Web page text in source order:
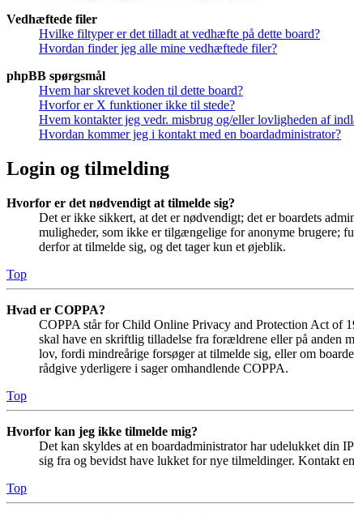
Vedhæftede filer
Hvilke filtyper er det tilladt at vedhæfte på dette board?
Hvordan finder jeg alle mine vedhæftede filer?
phpBB spørgsmål
Hvem har skrevet koden til dette board?
Hvorfor er X funktioner ikke til stede?
Hvem kontakter jeg vedr. misbrug og/eller lovligheden af
Hvordan kommer jeg i kontakt med en boardadministrator?
Login og tilmelding
Hvorfor er det nødvendigt at tilmelde sig?
Det er ikke sikkert, at det er nødvendigt; det er boardets
muligheder, som ikke er tilgængelige for anonyme brugere;
derfor at tilmelde sig, og det tager kun et øjeblik.
Top
Hvad er COPPA?
COPPA står for Child Online Privacy and Protection Act of
skal have en skriftlig tilladelse fra forældrene eller på anden
lov, fordi mindreårige forsøger at tilmelde sig, eller om
rådgive yderligere i sager omhandlende COPPA.
Top
Hvorfor kan jeg ikke tilmelde mig?
Det kan skyldes at en boardadministrator har udelukket din
sig fra og bevidst have lukket for nye tilmeldinger. Kontakt
Top